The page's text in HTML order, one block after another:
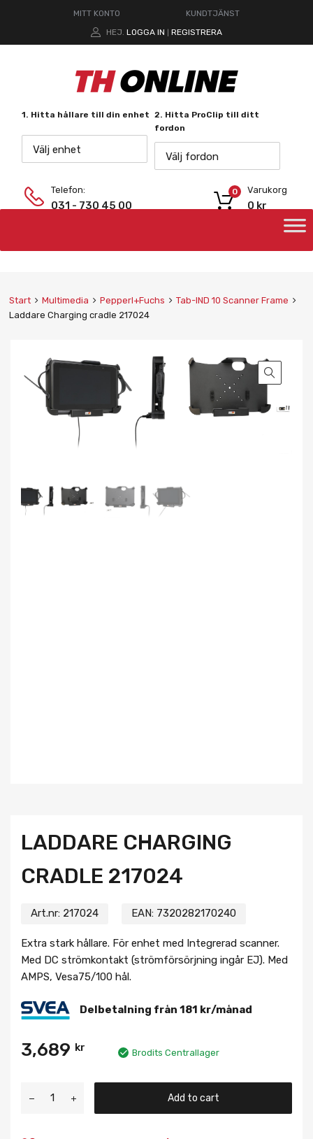
MITT KONTO
KUNDTJÄNST
HEJ. LOGGA IN REGISTRERA
1. Hitta hållare till din enhet
Välj enhet
2. Hitta ProClip till ditt
fordon
Välj fordon
Telefon:
031 - 730 45 00
Varukorg
0 kr
0
Start Multimedia Pepperl+Fuchs
Tab-IND 10 Scanner Frame
Laddare Charging cradle 217024
LADDARE CHARGING
CRADLE 217024
Art.nr: 217024 EAN: 7320282170240
Extra stark hållare. För enhet med Integrerad scanner.
Med DC strömkontakt (strömförsörjning ingår EJ). Med
AMPS, Vesa75/100 hål.
Delbetalning från 181 kr/månad
3,689 kr Brodits Centrallager
Add to cart